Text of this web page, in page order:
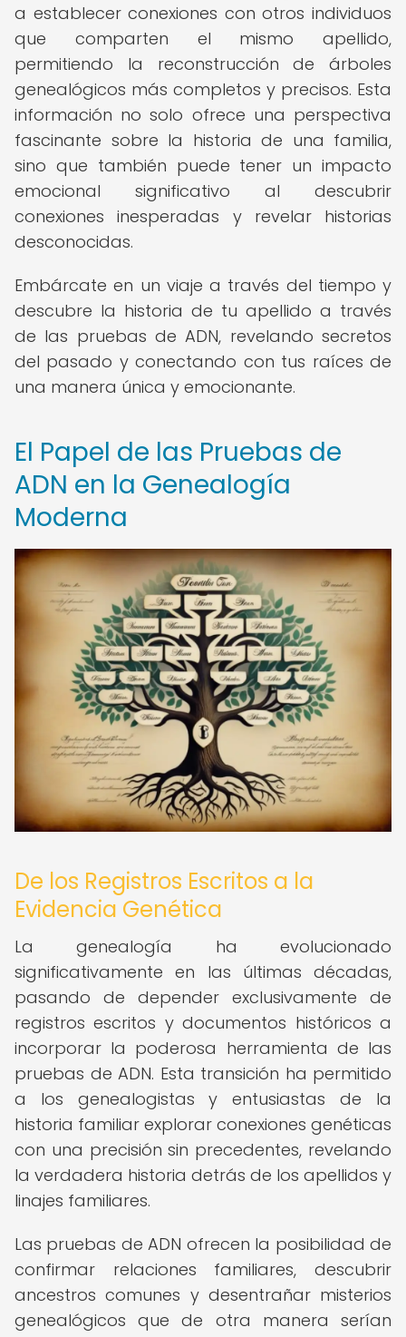
a establecer conexiones con otros individuos
que comparten el mismo apellido,
permitiendo la reconstrucción de árboles
genealógicos más completos y precisos. Esta
información no solo ofrece una perspectiva
fascinante sobre la historia de una familia,
sino que también puede tener un impacto
emocional significativo al descubrir
conexiones inesperadas y revelar historias
desconocidas.
Embárcate en un viaje a través del tiempo y
descubre la historia de tu apellido a través
de las pruebas de ADN, revelando secretos
del pasado y conectando con tus raíces de
una manera única y emocionante.
El Papel de las Pruebas de
ADN en la Genealogía
Moderna
De los Registros Escritos a la
Evidencia Genética
La genealogía ha evolucionado
significativamente en las últimas décadas,
pasando de depender exclusivamente de
registros escritos y documentos históricos a
incorporar la poderosa herramienta de las
pruebas de ADN. Esta transición ha permitido
a los genealogistas y entusiastas de la
historia familiar explorar conexiones genéticas
con una precisión sin precedentes, revelando
la verdadera historia detrás de los apellidos y
linajes familiares.
Las pruebas de ADN ofrecen la posibilidad de
confirmar relaciones familiares, descubrir
ancestros comunes y desentrañar misterios
genealógicos que de otra manera serían